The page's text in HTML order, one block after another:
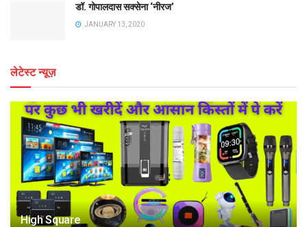
डॉ. गोपालदास सक्सेना ‘नीरज’
JANUARY 13, 2020
लेटेस्ट न्यूज़
High Square